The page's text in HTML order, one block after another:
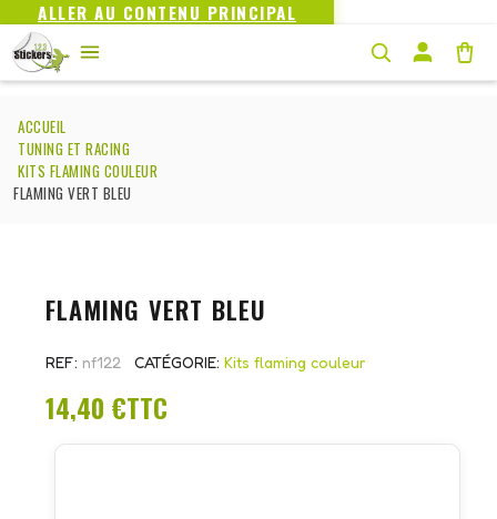
ALLER AU CONTENU PRINCIPAL
ACCUEIL
TUNING ET RACING
KITS FLAMING COULEUR
FLAMING VERT BLEU
FLAMING VERT BLEU
REF nf122 CATÉGORIE Kits flaming couleur
14,40 €TTC